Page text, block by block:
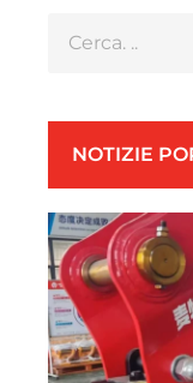
NOTIZIE